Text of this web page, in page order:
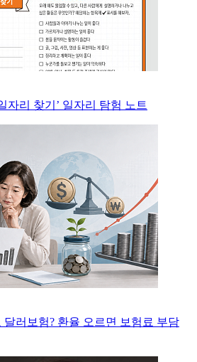
자리 찾기’ 일자리 탐험 노트
달러보험? 환율 오르면 보험료 부담